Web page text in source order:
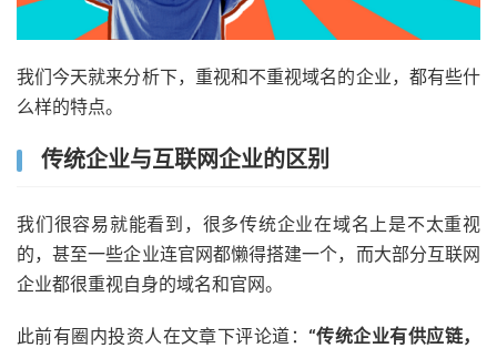
我们今天就来分析下，重视和不重视域名的企业，都有些什
么样的特点。
传统企业与互联网企业的区别
我们很容易就能看到，很多传统企业在域名上是不太重视
的，甚至一些企业连官网都懒得搭建一个，而大部分互联网
企业都很重视自身的域名和官网。
此前有圈内投资人在文章下评论道：“传统企业有供应链，